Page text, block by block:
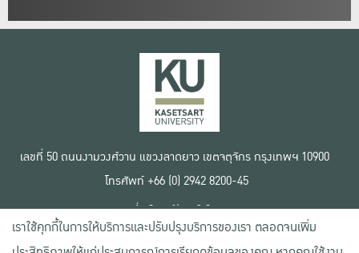
เลขที่ 50 ถนนงามวงศ์วาน แขวงลาดยาว เขตจตุจักร กรุงเทพฯ 10900
โทรศัพท์ +66 (0) 2942 8200-45
เงื่อนไขการใช้งานเว็บไซต์
ข้อตกลงด้านสิทธิ์ใช้งาน
นโยบายความเป็นส่วนตัว
เราใช้คุกกี้ในการให้บริการและปรับปรุงบริการของเรา ตลอดจนเพิ่ม